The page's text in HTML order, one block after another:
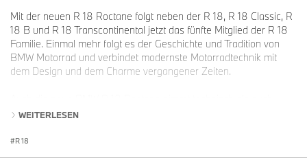
Mit der neuen R 18 Roctane folgt neben der R 18, R 18 Classic, R
18 B und R 18 Transcontinental jetzt das fünfte Mitglied der R 18
Familie. Einmal mehr folgt es der Geschichte und Tradition von
BMW Motorrad und verbindet modernste Motorradtechnik mit
dem Design und dem Charme vergangener Zeiten.
optisch Anleihen an berühmten BMW Modellen wie der BMW R 5
puristische, schnörkellose Technik und den Boxermotor als
WEITERLESEN
R 18